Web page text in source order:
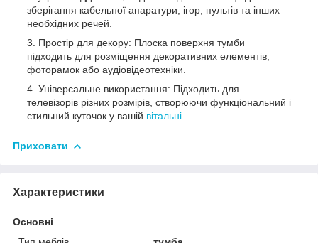
зберігання кабельної апаратури, ігор, пультів та інших
необхідних речей.
Простір для декору: Плоска поверхня тумби
підходить для розміщення декоративних елементів,
фоторамок або аудіовідеотехніки.
Універсальне використання: Підходить для
телевізорів різних розмірів, створюючи функціональний і
стильний куточок у вашій вітальні
Приховати
Характеристики
Основні